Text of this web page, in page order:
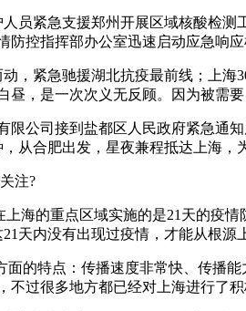
员紧急支援郑州开展区域核酸检
控指挥部办公室迅速启动应急响
，紧急驰援湖北抗疫最前线；上
，是一次次义无反顾。因为被需要
限公司接到盐都区人民政府紧急通
从合肥出发，星夜兼程抵达上海，
注?
上海的重点区域实施的是21天的疫
天内没有出现过疫情，才能从根
面的特点：传播速度非常快、传播
过很多地方都已经对上海进行了